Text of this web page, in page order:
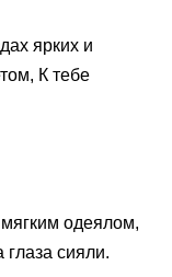
ярких и
К тебе
одеялом,
сияли.